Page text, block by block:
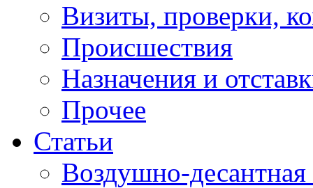
Визиты, проверки,
Происшествия
Назначения и
Прочее
Статьи
Воздушно-десантная